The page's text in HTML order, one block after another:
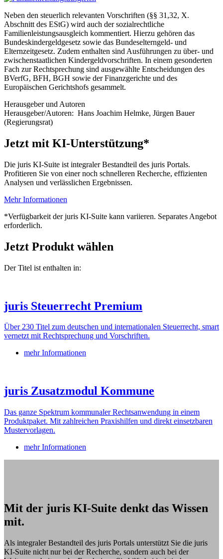
Neben den steuerlich relevanten Vorschriften (§§ 31,32, X.
Abschnitt des EStG) wird auch der sozialrechtliche
Familienleistungsausgleich kommentiert. Hierzu gehören das
Bundeskindergeldgesetz sowie das Bundeselterngeld- und
Elternzeitgesetz. Zudem enthalten sind Ausführungen zu über- und
zwischenstaatlichen Kindergeldvorschriften. In einem gesonderten
Fach zur Rechtsprechung sind ausgewählte Entscheidungen des
BVerfG, BFH, BGH sowie der Finanzgerichte und des
Europäischen Gerichtshofs gesammelt.
Herausgeber und Autoren
Herausgeber/Autoren: Hans Joachim Helmke, Jürgen Bauer
(Regierungsrat)
Jetzt mit KI-Unterstützung*
Die juris KI-Suite ist integraler Bestandteil des juris Portals.
Profitieren Sie von einer noch schnelleren Recherche, effizienten
Analysen und verlässlichen Ergebnissen.
Mehr Informationen
*Verfügbarkeit der juris KI-Suite kann variieren. Separates Angebot
erforderlich.
Jetzt Produkt wählen
Der Titel ist enthalten in:
juris Steuerrecht Premium
Über 230 Titel zum deutschen und internationalen Steuerrecht, smart
vernetzt mit Rechtsprechung und Vorschriften.
mehr Informationen
juris Zusatzmodul Kommune
Das ganze Spektrum kommunaler Rechtsanwendung in einem
Produktpaket. Mit zahlreichen Praxishilfen und direkt einsetzbaren
Mustervorlagen.
mehr Informationen
Mit der juris KI-Suite denkt das Wissen
mit.
Als integraler Bestandteil des juris Portals unterstützt Sie die juris
KI-Suite nicht nur bei der Recherche, sondern auch bei der